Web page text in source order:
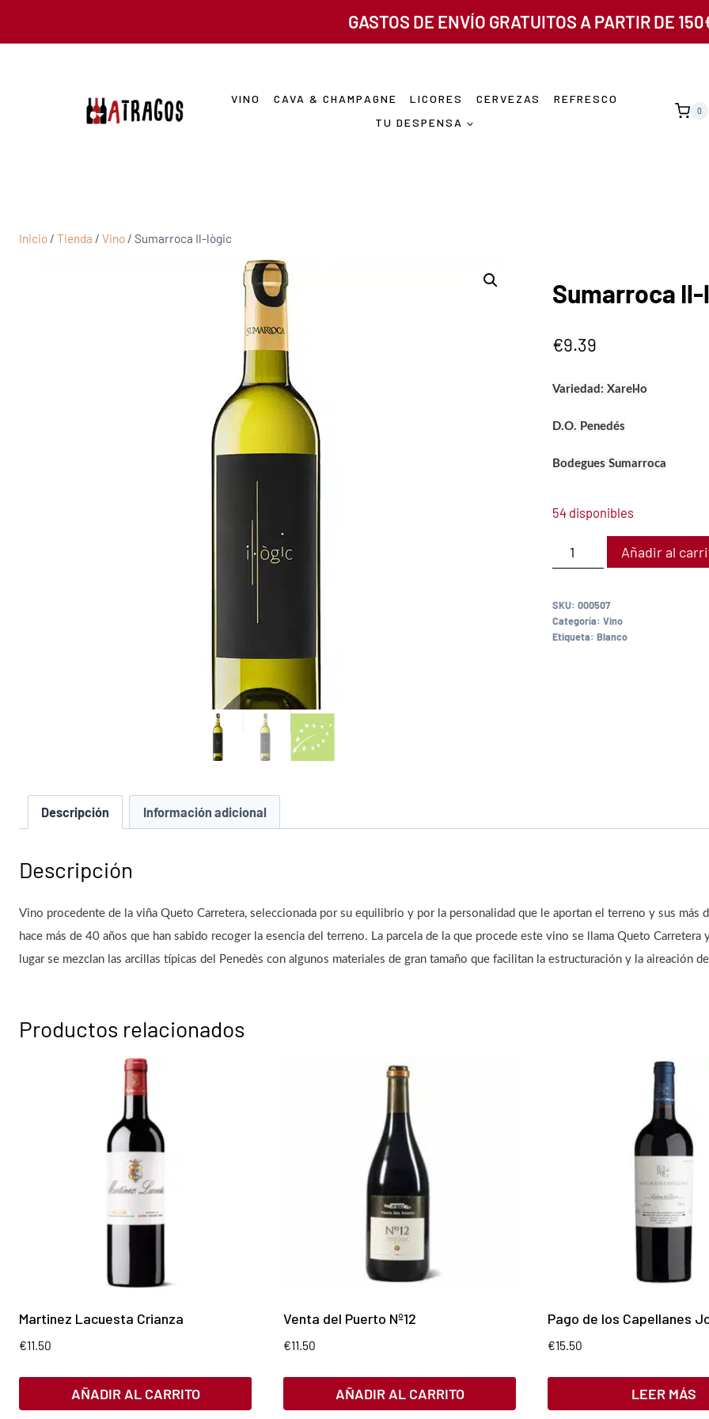
GASTOS DE ENVÍO GRATUITOS A PARTIR DE
VINO CAVA & CHAMPAGNE LICORES CERVEZAS
REFRESCO
TU DESPENSA
0
Inicio / Tienda / Vino / Sumarroca Il-lògic
Sumarroca
€9.39
Variedad: Xarel·lo
D.O. Penedés
Bodegues Sumarroca
54 disponibles
Añadir al
SKU: 000507
Categoría: Vino
Etiqueta: Blanco
Descripción Información adicional
Descripción
Vino procedente de la viña Queto Carretera, seleccionada por su equilibrio y por la personalidad que le aportan el terreno y sus más
hace más de 40 años que han sabido recoger la esencia del terreno. La parcela de la que procede este vino se llama Queto
lugar se mezclan las arcillas típicas del Penedès con algunos materiales de gran tamaño que facilitan la estructuración y la aireación
Productos relacionados
Martinez Lacuesta Crianza
€11.50
AÑADIR AL CARRITO
Venta del Puerto Nº12
€11.50
AÑADIR AL CARRITO
Pago de los Capellanes
€15.50
LEER MÁS